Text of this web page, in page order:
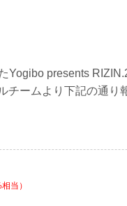
Yogibo presents
チームより下記の通り
当）